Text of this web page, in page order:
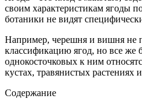
своим характеристикам ягоды
ботаники не видят
Например, черешня и вишня не
классификацию ягод, но все же
однокосточковых к ним
кустах, травянистых растениях
Содержание